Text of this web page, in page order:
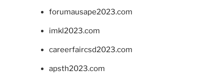
forumausape2023.com
imkl2023.com
careerfaircsd2023.com
apsth2023.com